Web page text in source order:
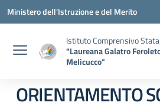
Vai ai contenuti
Vai al menu di navigazione
Vai al footer
Ministero dell'Istruzione e del Merito
Istituto Comprensivo
"Laureana Galatro
Melicucco"
ORIENTAMENTO